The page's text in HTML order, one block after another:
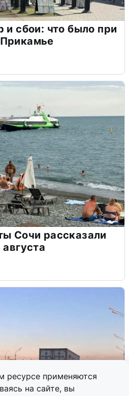
ресурсе применяются
на сайте, вы
и сбои: что было при
Сочи рассказали